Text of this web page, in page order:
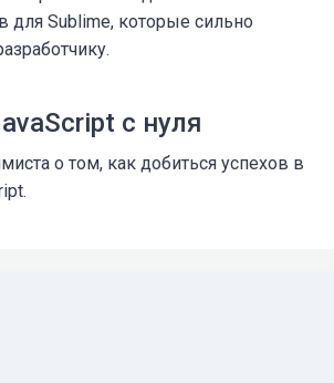
для Sublime, которые сильно
с нуля
о том, как добиться успехов в